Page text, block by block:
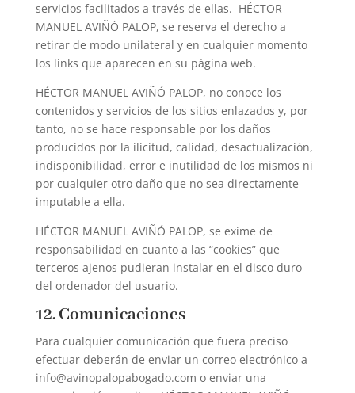
servicios facilitados a través de ellas. HÉCTOR
MANUEL AVIÑÓ PALOP, se reserva el derecho a
retirar de modo unilateral y en cualquier momento
los links que aparecen en su página web.
HÉCTOR MANUEL AVIÑÓ PALOP, no conoce los
contenidos y servicios de los sitios enlazados y, por
tanto, no se hace responsable por los daños
producidos por la ilicitud, calidad, desactualización,
indisponibilidad, error e inutilidad de los mismos ni
por cualquier otro daño que no sea directamente
imputable a ella.
HÉCTOR MANUEL AVIÑÓ PALOP, se exime de
responsabilidad en cuanto a las “cookies” que
terceros ajenos pudieran instalar en el disco duro
del ordenador del usuario.
12. Comunicaciones
Para cualquier comunicación que fuera preciso
efectuar deberán de enviar un correo electrónico a
info@avinopalopabogado.com o enviar una